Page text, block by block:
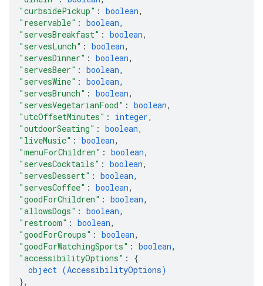
"curbsidePickup" : boolean,
"reservable" : boolean,
"servesBreakfast" : boolean,
"servesLunch" : boolean,
"servesDinner" : boolean,
"servesBeer" : boolean,
"servesWine" : boolean,
"servesBrunch" : boolean,
"servesVegetarianFood" : boolean,
"utcOffsetMinutes" : integer,
"outdoorSeating" : boolean,
"liveMusic" : boolean,
"menuForChildren" : boolean,
"servesCocktails" : boolean,
"servesDessert" : boolean,
"servesCoffee" : boolean,
"goodForChildren" : boolean,
"allowsDogs" : boolean,
"restroom" : boolean,
"goodForGroups" : boolean,
"goodForWatchingSports" : boolean,
"accessibilityOptions" : {
object (AccessibilityOptions)
},